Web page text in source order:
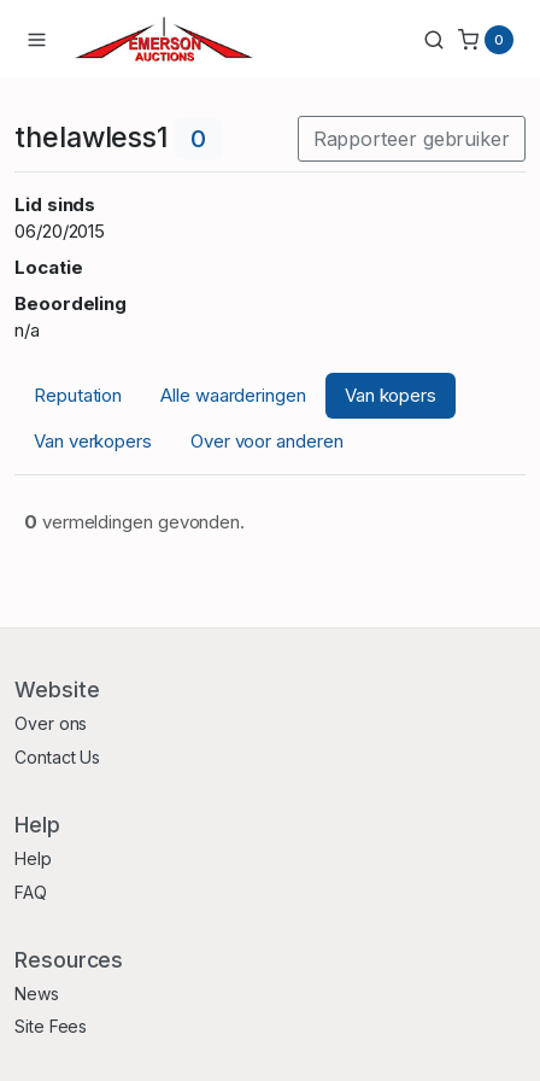
0
thelawless1 0 Rapporteer gebruiker
Lid sinds
06/20/2015
Locatie
Beoordeling
n/a
Reputation Alle waarderingen
Van kopers
Van verkopers
Over voor anderen
0 vermeldingen gevonden.
Website
Over ons
Contact Us
Help
Help
FAQ
Resources
News
Site Fees